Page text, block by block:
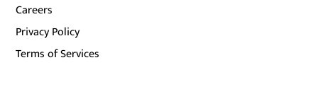
Careers
Privacy Policy
Terms of Services